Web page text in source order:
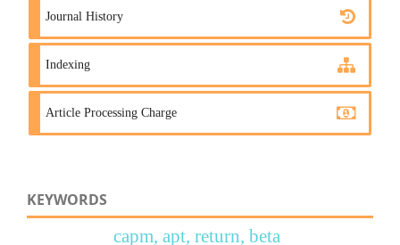
Journal History
Indexing
Article Processing Charge
KEYWORDS
capm, apt, return, beta